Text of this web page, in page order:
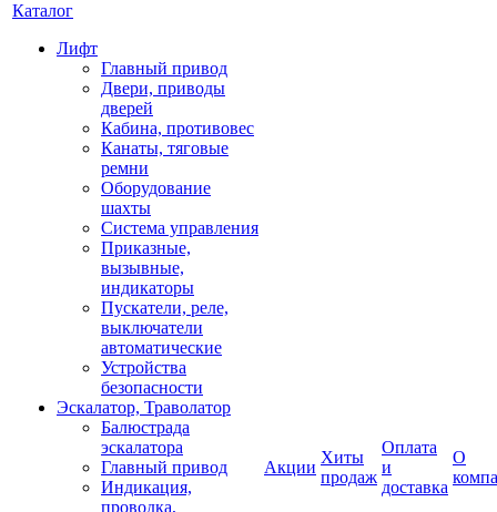
Каталог
Лифт
Главный привод
Двери, приводы
дверей
Кабина, противовес
Канаты, тяговые
ремни
Оборудование
шахты
Система управления
Приказные,
вызывные,
индикаторы
Пускатели, реле,
выключатели
автоматические
Устройства
безопасности
Эскалатор, Траволатор
Балюстрада
эскалатора
Главный привод
Индикация,
проводка,
Акции
Хиты
продаж
Оплата
и
доставка
О